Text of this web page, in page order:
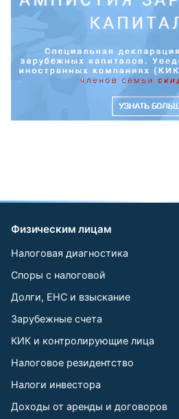
Физическим лицам
Налоговая диагностика
Споры с налоговой
Долги, ЕНС и взыскание
Зарубежные счета
КИК и контролирующие лица
Налоговое резидентство
Налоги инвестора
Доходы от аренды и договоров